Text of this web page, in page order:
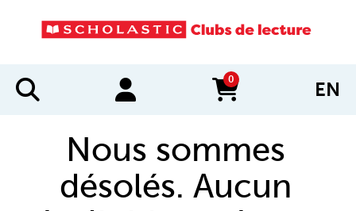
0
items in cart EN
Nous sommes
désolés. Aucun